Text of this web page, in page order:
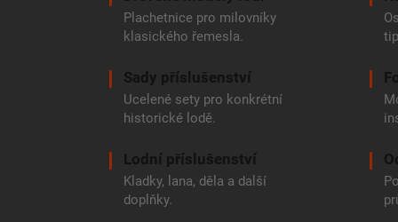
Plachetnice pro milovníky
klasického řemesla.
Sady příslušenství
Ucelené sety pro konkrétní
historické lodě.
Lodní příslušenství
Kladky, lana, děla a další
doplňky.